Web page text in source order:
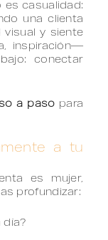
es casualidad:
una clienta
y siente
inspiración—
conectar
a paso para
a tu
es mujer,
profundizar:
día?